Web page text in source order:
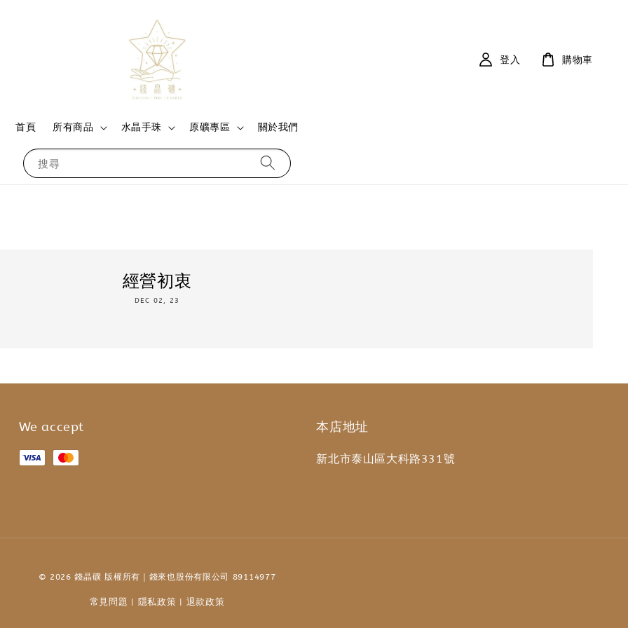
搜尋
首頁 所有商品 水晶手珠 原礦專區 關於我們
登入 購物車
經營初衷
DEC 02, 23
We accept 本店地址
新北市泰山區大科路331號
© 2026 錢晶礦 版權所有｜錢來也股份有限公司 89114977
常見問題 | 隱私政策 | 退款政策